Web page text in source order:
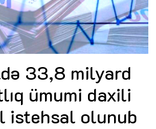
33,8 milyard
ümumi daxili
istehsal olunub